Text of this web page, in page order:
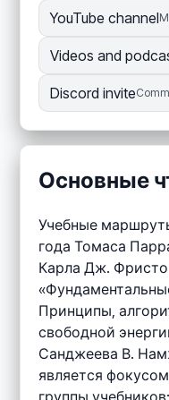
YouTube channel
Videos and
Discord invite
Основные
Учебные
года Томаса
Карла Дж.
Принципы,
свободной
Санджеева В.
является